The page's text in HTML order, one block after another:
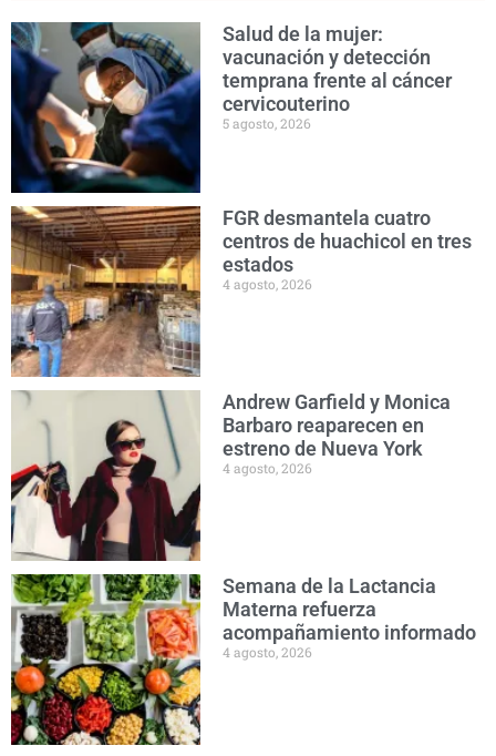
Salud de la mujer:
vacunación y detección
temprana frente al cáncer
cervicouterino
5 agosto, 2026
FGR desmantela cuatro
centros de huachicol en tres
estados
4 agosto, 2026
Andrew Garfield y Monica
Barbaro reaparecen en
estreno de Nueva York
4 agosto, 2026
Semana de la Lactancia
Materna refuerza
acompañamiento informado
4 agosto, 2026